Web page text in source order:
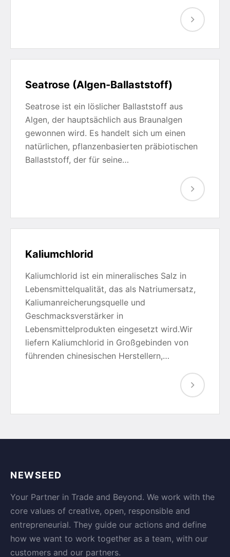
Seatrose (Algen-Ballaststoff)
Seatrose ist ein löslicher Ballaststoff aus
Algen, der hauptsächlich aus Braunalgen
gewonnen wird. Es handelt sich um einen
natürlichen, pflanzenbasierten präbiotischen
Ballaststoff, der für seine…
Kaliumchlorid
Kaliumchlorid ist ein mineralisches Salz in
Lebensmittelqualität, das als Natriumersatz,
Kaliumanreicherungsquelle und
Geschmacksverstärker in
Lebensmittelprodukten eingesetzt wird.Wir
liefern Kaliumchlorid in Großgebinden von
führenden chinesischen Herstellern,…
NEWSEED
Your Partner in Trade and Beyond. We work with the
core values of creative, open, responsible and
entrepreneurial. They guide our actions and define
how we want to work together as a team, with our
customers and our partners.